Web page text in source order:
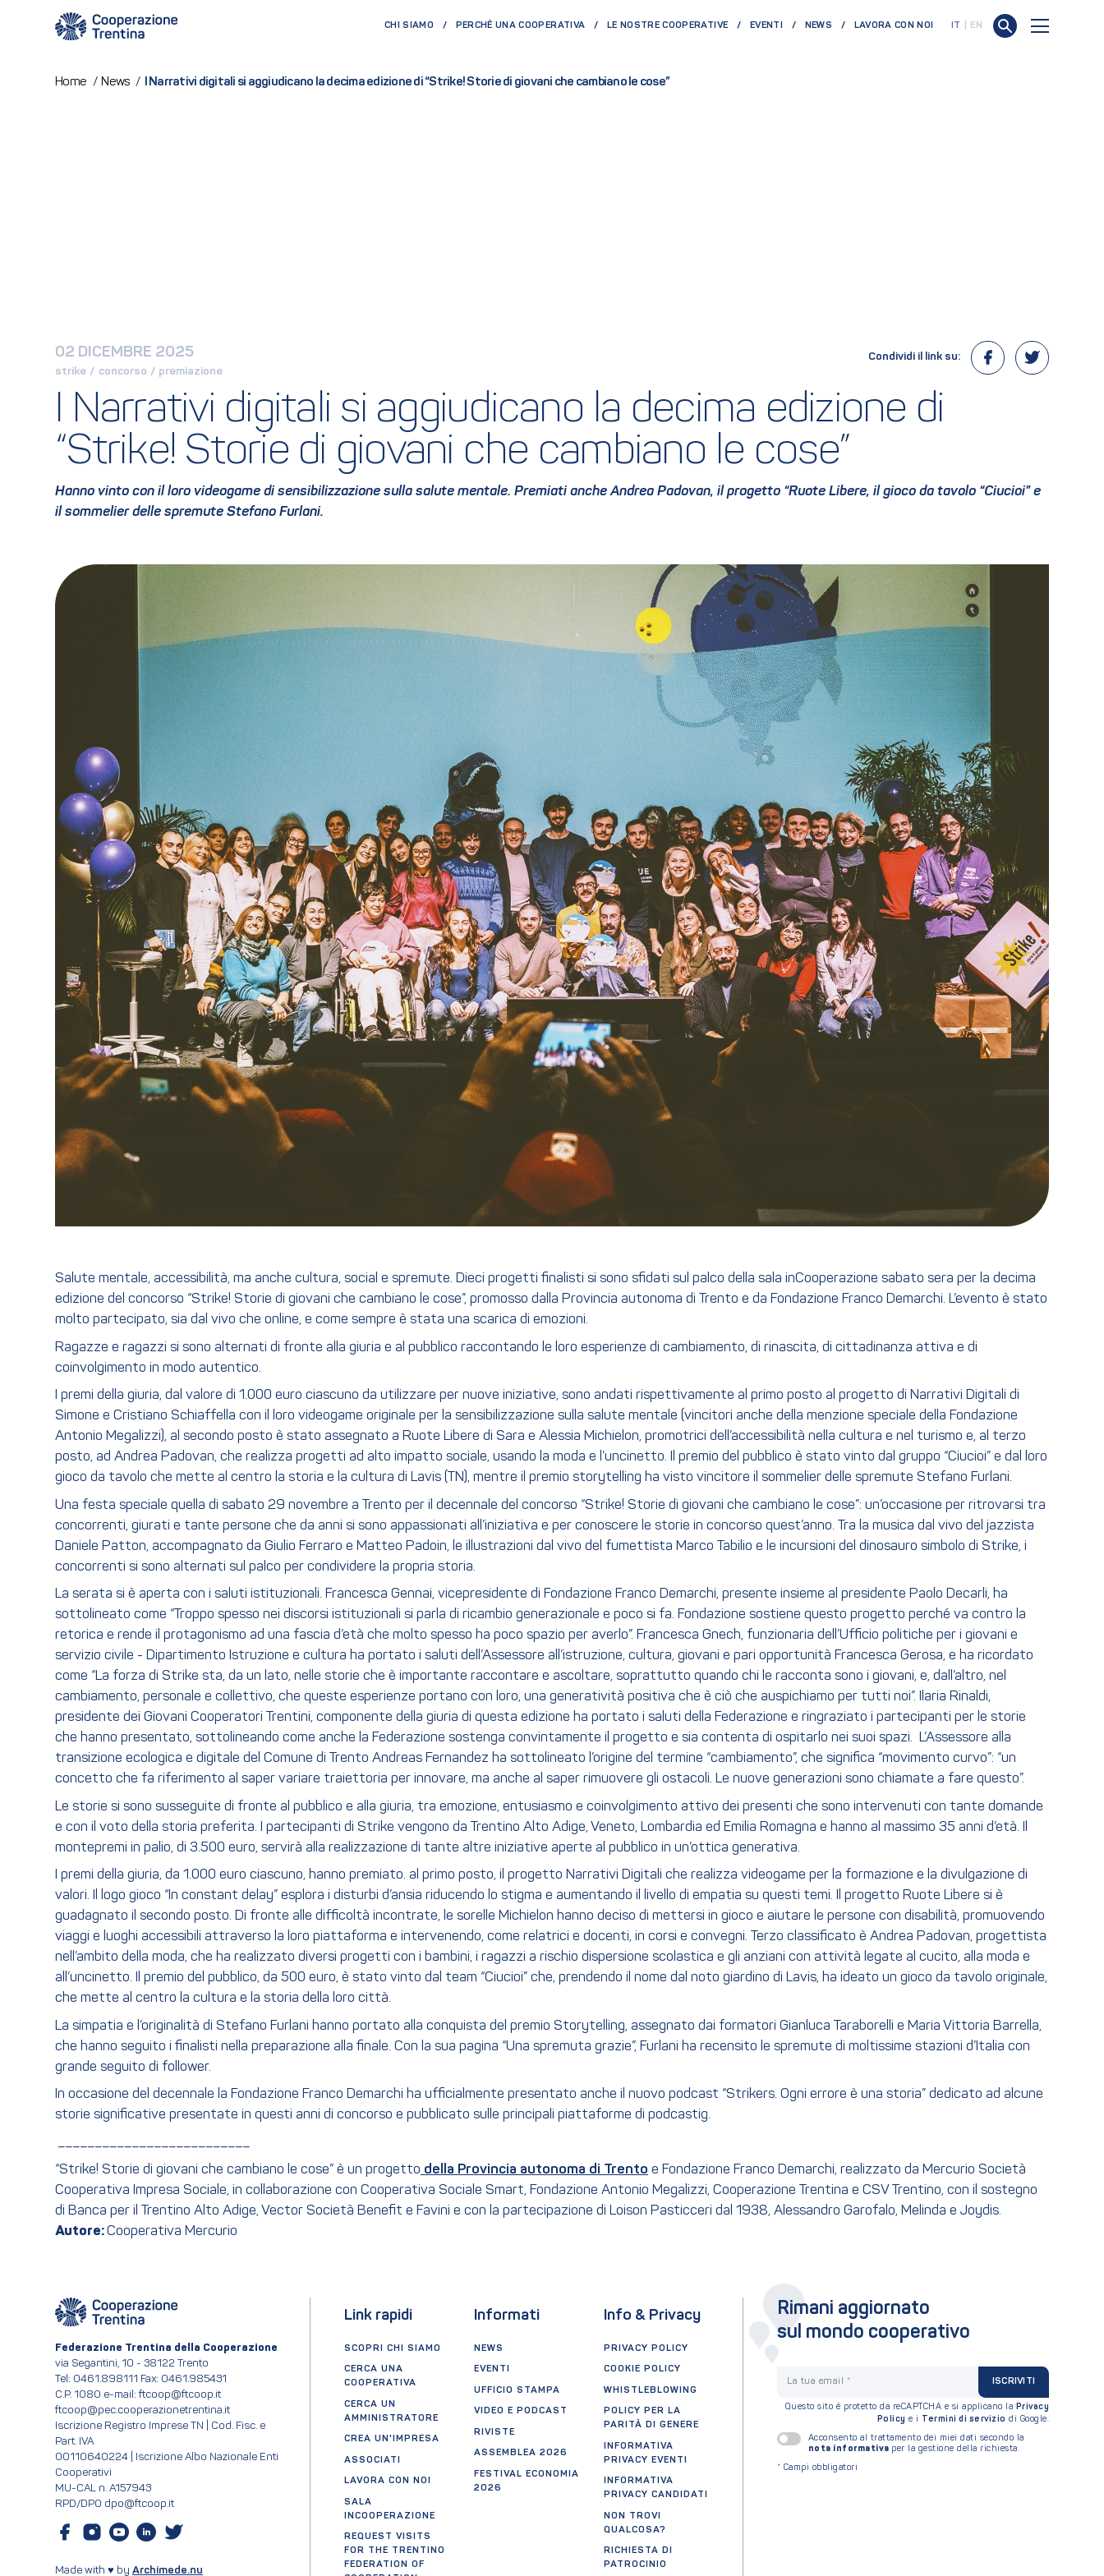
CHI SIAMO PERCHÈ UNA COOPERATIVA LE NOSTRE COOPERATIVE EVENTI NEWS LAVORA CON NOI IT EN
Home / News / I Narrativi digitali si aggiudicano la decima edizione di “Strike! Storie di giovani che cambiano le cose”
02 DICEMBRE 2025
strike / concorso / premiazione
Condividi il link su:
I Narrativi digitali si aggiudicano la decima edizione di
“Strike! Storie di giovani che cambiano le cose”
Hanno vinto con il loro videogame di sensibilizzazione sulla salute mentale. Premiati anche Andrea Padovan, il progetto “Ruote Libere, il gioco da tavolo “Ciucioi” e
il sommelier delle spremute Stefano Furlani.
Salute mentale, accessibilità, ma anche cultura, social e spremute. Dieci progetti finalisti si sono sfidati sul palco della sala inCooperazione sabato sera per la decima
edizione del concorso “Strike! Storie di giovani che cambiano le cose”, promosso dalla Provincia autonoma di Trento e da Fondazione Franco Demarchi. L’evento è stato
molto partecipato, sia dal vivo che online, e come sempre è stata una scarica di emozioni.
Ragazze e ragazzi si sono alternati di fronte alla giuria e al pubblico raccontando le loro esperienze di cambiamento, di rinascita, di cittadinanza attiva e di
coinvolgimento in modo autentico.
I premi della giuria, dal valore di 1.000 euro ciascuno da utilizzare per nuove iniziative, sono andati rispettivamente al primo posto al progetto di Narrativi Digitali di
Simone e Cristiano Schiaffella con il loro videogame originale per la sensibilizzazione sulla salute mentale (vincitori anche della menzione speciale della Fondazione
Antonio Megalizzi), al secondo posto è stato assegnato a Ruote Libere di Sara e Alessia Michielon, promotrici dell’accessibilità nella cultura e nel turismo e, al terzo
posto, ad Andrea Padovan, che realizza progetti ad alto impatto sociale, usando la moda e l’uncinetto. Il premio del pubblico è stato vinto dal gruppo “Ciucioi” e dal loro
gioco da tavolo che mette al centro la storia e la cultura di Lavis (TN), mentre il premio storytelling ha visto vincitore il sommelier delle spremute Stefano Furlani.
Una festa speciale quella di sabato 29 novembre a Trento per il decennale del concorso “Strike! Storie di giovani che cambiano le cose”: un’occasione per ritrovarsi tra
concorrenti, giurati e tante persone che da anni si sono appassionati all’iniziativa e per conoscere le storie in concorso quest’anno. Tra la musica dal vivo del jazzista
Daniele Patton, accompagnato da Giulio Ferraro e Matteo Padoin, le illustrazioni dal vivo del fumettista Marco Tabilio e le incursioni del dinosauro simbolo di Strike, i
concorrenti si sono alternati sul palco per condividere la propria storia.
La serata si è aperta con i saluti istituzionali. Francesca Gennai, vicepresidente di Fondazione Franco Demarchi, presente insieme al presidente Paolo Decarli, ha
sottolineato come “Troppo spesso nei discorsi istituzionali si parla di ricambio generazionale e poco si fa. Fondazione sostiene questo progetto perché va contro la
retorica e rende il protagonismo ad una fascia d’età che molto spesso ha poco spazio per averlo”. Francesca Gnech, funzionaria dell’Ufficio politiche per i giovani e
servizio civile - Dipartimento Istruzione e cultura ha portato i saluti dell’Assessore all’istruzione, cultura, giovani e pari opportunità Francesca Gerosa, e ha ricordato
come “La forza di Strike sta, da un lato, nelle storie che è importante raccontare e ascoltare, soprattutto quando chi le racconta sono i giovani, e, dall’altro, nel
cambiamento, personale e collettivo, che queste esperienze portano con loro, una generatività positiva che è ciò che auspichiamo per tutti noi”. Ilaria Rinaldi,
presidente dei Giovani Cooperatori Trentini, componente della giuria di questa edizione ha portato i saluti della Federazione e ringraziato i partecipanti per le storie
che hanno presentato, sottolineando come anche la Federazione sostenga convintamente il progetto e sia contenta di ospitarlo nei suoi spazi. L’Assessore alla
transizione ecologica e digitale del Comune di Trento Andreas Fernandez ha sottolineato l’origine del termine “cambiamento”, che significa “movimento curvo”: “un
concetto che fa riferimento al saper variare traiettoria per innovare, ma anche al saper rimuovere gli ostacoli. Le nuove generazioni sono chiamate a fare questo”.
Le storie si sono susseguite di fronte al pubblico e alla giuria, tra emozione, entusiasmo e coinvolgimento attivo dei presenti che sono intervenuti con tante domande
e con il voto della storia preferita. I partecipanti di Strike vengono da Trentino Alto Adige, Veneto, Lombardia ed Emilia Romagna e hanno al massimo 35 anni d’età. Il
montepremi in palio, di 3.500 euro, servirà alla realizzazione di tante altre iniziative aperte al pubblico in un’ottica generativa.
I premi della giuria, da 1.000 euro ciascuno, hanno premiato. al primo posto, il progetto Narrativi Digitali che realizza videogame per la formazione e la divulgazione di
valori. Il logo gioco “In constant delay” esplora i disturbi d’ansia riducendo lo stigma e aumentando il livello di empatia su questi temi. Il progetto Ruote Libere si è
guadagnato il secondo posto. Di fronte alle difficoltà incontrate, le sorelle Michielon hanno deciso di mettersi in gioco e aiutare le persone con disabilità, promuovendo
viaggi e luoghi accessibili attraverso la loro piattaforma e intervenendo, come relatrici e docenti, in corsi e convegni. Terzo classificato è Andrea Padovan, progettista
nell’ambito della moda, che ha realizzato diversi progetti con i bambini, i ragazzi a rischio dispersione scolastica e gli anziani con attività legate al cucito, alla moda e
all’uncinetto. Il premio del pubblico, da 500 euro, è stato vinto dal team “Ciucioi” che, prendendo il nome dal noto giardino di Lavis, ha ideato un gioco da tavolo originale,
che mette al centro la cultura e la storia della loro città.
La simpatia e l’originalità di Stefano Furlani hanno portato alla conquista del premio Storytelling, assegnato dai formatori Gianluca Taraborelli e Maria Vittoria Barrella,
che hanno seguito i finalisti nella preparazione alla finale. Con la sua pagina “Una spremuta grazie”, Furlani ha recensito le spremute di moltissime stazioni d’Italia con
grande seguito di follower.
In occasione del decennale la Fondazione Franco Demarchi ha ufficialmente presentato anche il nuovo podcast “Strikers. Ogni errore è una storia” dedicato ad alcune
storie significative presentate in questi anni di concorso e pubblicato sulle principali piattaforme di podcastig.
“Strike! Storie di giovani che cambiano le cose” è un progetto della Provincia autonoma di Trento e Fondazione Franco Demarchi, realizzato da Mercurio Società
Cooperativa Impresa Sociale, in collaborazione con Cooperativa Sociale Smart, Fondazione Antonio Megalizzi, Cooperazione Trentina e CSV Trentino, con il sostegno
di Banca per il Trentino Alto Adige, Vector Società Benefit e Favini e con la partecipazione di Loison Pasticceri dal 1938, Alessandro Garofalo, Melinda e Joydis.
Autore:Cooperativa Mercurio
Federazione Trentina della Cooperazione
via Segantini, 10 - 38122 Trento
Tel: 0461.898111 Fax: 0461.985431
C.P. 1080 e-mail: ftcoop@ftcoop.it
ftcoop@pec.cooperazionetrentina.it
Iscrizione Registro Imprese TN | Cod. Fisc. e
Part. IVA
00110640224 | Iscrizione Albo Nazionale Enti
Cooperativi
MU-CAL n. A157943
RPD/DPO dpo@ftcoop.it
Made with ♥ by Archimede.nu
Link rapidi
SCOPRI CHI SIAMO
CERCA UNA
COOPERATIVA
CERCA UN
AMMINISTRATORE
CREA UN'IMPRESA
ASSOCIATI
LAVORA CON NOI
SALA
INCOOPERAZIONE
REQUEST VISITS
FOR THE TRENTINO
FEDERATION OF
Informati
NEWS
EVENTI
UFFICIO STAMPA
VIDEO E PODCAST
RIVISTE
ASSEMBLEA 2026
FESTIVAL ECONOMIA
2026
Info & Privacy
PRIVACY POLICY
COOKIE POLICY
WHISTLEBLOWING
POLICY PER LA
PARITÀ DI GENERE
INFORMATIVA
PRIVACY EVENTI
INFORMATIVA
PRIVACY CANDIDATI
NON TROVI
QUALCOSA?
RICHIESTA DI
PATROCINIO
Rimani aggiornato
sul mondo cooperativo
ISCRIVITI
Questo sito è protetto da reCAPTCHA e si applicano la Privacy
Policy e i Termini di servizio di Google.
Acconsento al trattamento dei miei dati secondo la
nota informativa per la gestione della richiesta.
* Campi obbligatori